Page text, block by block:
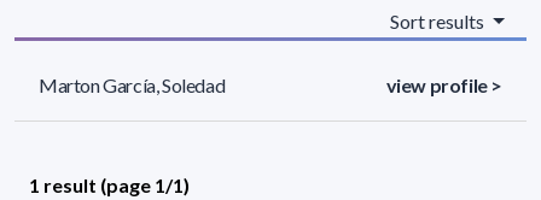
Sort results
Marton García, Soledad view profile >
1 result (page 1/1)